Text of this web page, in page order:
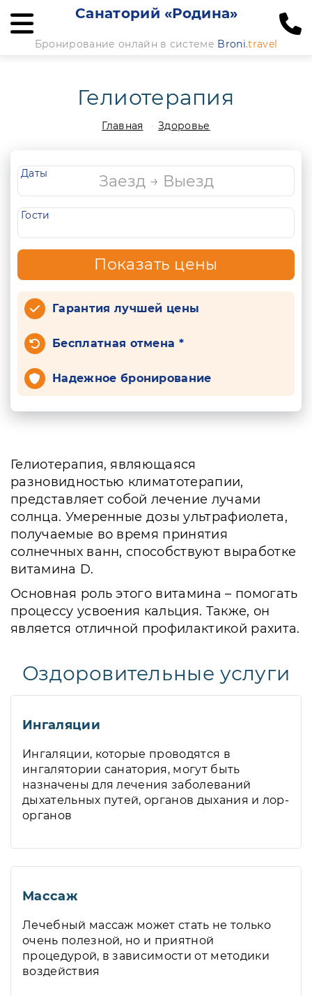
Санаторий «Родина»
Бронирование онлайн в системе Broni.travel
Гелиотерапия
Главная Здоровье
Даты
Гости
Показать цены
Гарантия лучшей цены
Бесплатная отмена *
Надежное бронирование
Гелиотерапия, являющаяся
разновидностью климатотерапии,
представляет собой лечение лучами
солнца. Умеренные дозы ультрафиолета,
получаемые во время принятия
солнечных ванн, способствуют выработке
витамина D.
Основная роль этого витамина – помогать
процессу усвоения кальция. Также, он
является отличной профилактикой рахита.
Оздоровительные услуги
Ингаляции
Ингаляции, которые проводятся в
ингалятории санатория, могут быть
назначены для лечения заболеваний
дыхательных путей, органов дыхания и лор-
органов
Массаж
Лечебный массаж может стать не только
очень полезной, но и приятной
процедурой, в зависимости от методики
воздействия